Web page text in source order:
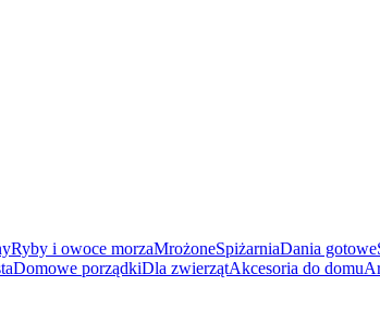
Ryby i owoce morzaMrożoneSpiżarniaDania gotowe
Domowe porządkiDla zwierzątAkcesoria do domu